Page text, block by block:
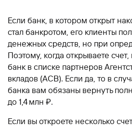
Если банк, в котором открыт
стал банкротом, его клиенты
денежных средств, но при
Поэтому, когда открываете
банк в списке партнеров
вкладов (АСВ). Если да, то в
банка вам обязаны вернуть
до 1,4 млн ₽.
Если вы откроете несколько